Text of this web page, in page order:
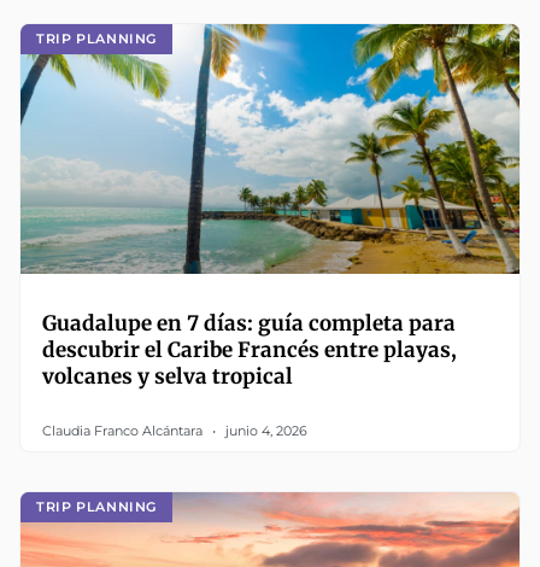
TRIP PLANNING
Guadalupe en 7 días: guía completa para
descubrir el Caribe Francés entre playas,
volcanes y selva tropical
Claudia Franco Alcántara junio 4, 2026
TRIP PLANNING